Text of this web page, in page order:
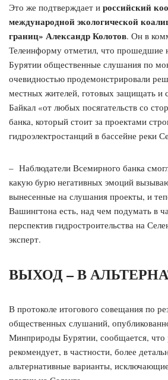
Это же подтверждает и российский
международной экологической
границ» Александр Колотов. Он в
Телеинформу отметил, что прошедшие
Бурятии общественные слушания по
очевидностью продемонстрировали
местных жителей, готовых защищать и
Байкал «от любых посягательств со
банка, который стоит за проектами
гидроэлектростанций в бассейне реки
– Наблюдатели Всемирного банка
какую бурю негативных эмоций
вынесенные на слушания проекты, и
Вашингтона есть, над чем подумать в
перспектив гидростроительства на
эксперт.
ВЫХОД – В
В протоколе итогового совещания по
общественных слушаний,
Минприроды Бурятии, сообщается, что
рекомендует, в частности, более
альтернативные варианты,